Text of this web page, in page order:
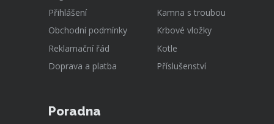
Přihlášení
Obchodní podmínky
Reklamační řád
Doprava a platba
Kamna s troubou
Krbové vložky
Kotle
Příslušenství
Poradna